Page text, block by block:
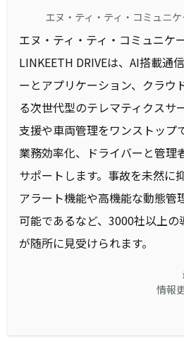
エヌ・ティ・ティ・コミュニ
エヌ・ティ・ティ・コミュニケ
LINKEETH DRIVEは、AI搭載通
ーとアプリケーション、クラウ
る次世代型のテレマティクスサ
支援や車両管理をワンストップ
業務効率化、ドライバーと管理
サポートします。事故を未然に
アラート機能や高機能な動態管
可能であるなど、3000社以上
が随所に見受けられます。
情報